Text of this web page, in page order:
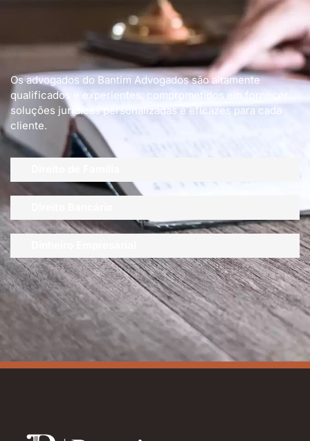
Os advogados do Bantim Advogados são altamente
qualificados e experientes, comprometidos em fornecer
soluções jurídicas personalizadas e eficazes para cada
cliente.